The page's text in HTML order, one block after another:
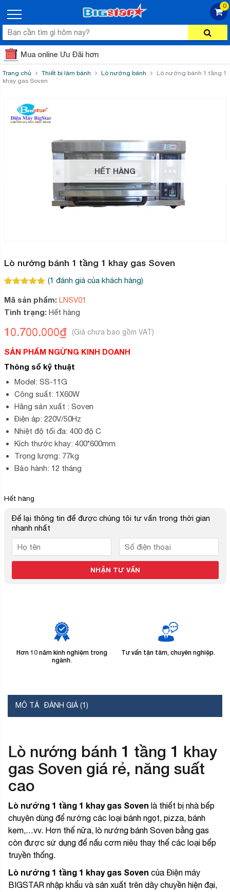
0
Mua online Ưu Đãi hơn
Trang chủ Thiết bị làm bánh Lò nướng bánh
Lò nướng bánh 1 tầng 1
khay gas Soven
HẾT HÀNG
Lò nướng bánh 1 tầng 1 khay gas Soven
dựa trên
(1 đánh giá của khách hàng)
Mã sản phẩm: LNSV01
Tình trạng: Hết hàng
10.700.000₫
SẢN PHẨM NGỪNG KINH DOANH
Thông số kỹ thuật
Model: SS-11G
Công suất: 1X60W
Hãng sản xuất : Soven
Điện áp: 220V/50Hz
Nhiệt độ tối đa: 400 độ C
Kích thước khay: 400*600mm
Trọng lượng: 77kg
Bảo hành: 12 tháng
Hết hàng
Để lại thông tin để được chúng tôi tư vấn trong thời gian
nhanh nhất
Hơn 10 năm kinh nghiệm trong
ngành.
Tư vấn tận tâm, chuyên nghiệp.
MÔ TẢ ĐÁNH GIÁ (1)
Lò nướng bánh 1 tầng 1 khay
gas Soven giá rẻ, năng suất
cao
Lò nướng 1 tầng 1 khay gas Soven là thiết bị nhà bếp
chuyên dùng để nướng các loại bánh ngọt, pizza, bánh
kem,…vv. Hơn thế nữa, lò nướng bánh Soven bằng gas
còn được sử dụng để nấu cơm niêu thay thế các loại bếp
truyền thống.
Lò nướng 1 tầng 1 khay gas Soven của Điện máy
BIGSTAR nhập khẩu và sản xuất trên dây chuyền hiện đại,